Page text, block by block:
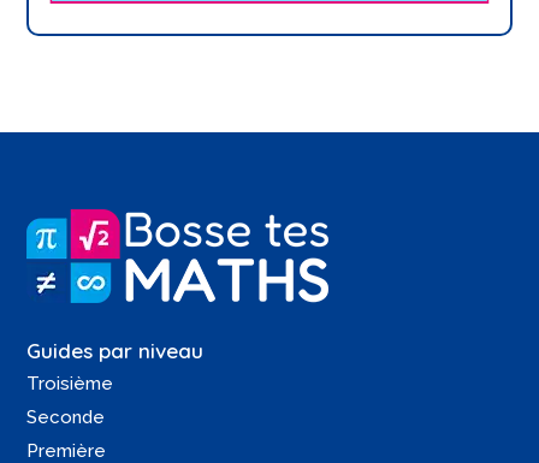
Guides par niveau
Troisième
Seconde
Première